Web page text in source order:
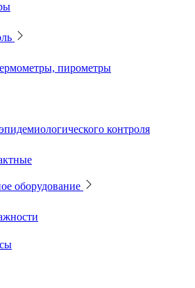
пирометры
контроля
оборудование